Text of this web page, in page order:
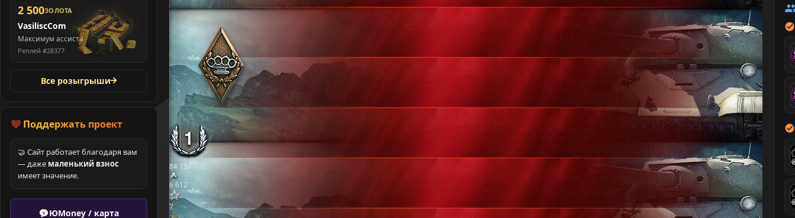
2 500ЗОЛОТА
VasiliscCom
Максимум ассиста
Реплей #28377
Все розыгрыши
Поддержать проект
🤝 Сайт работает благодаря вам
— даже маленький взнос
имеет значение.
ЮMoney / карта
84 157
6 612
7